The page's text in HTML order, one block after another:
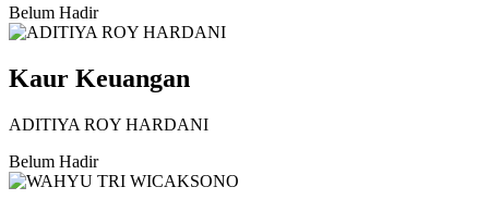
Belum Hadir
Kaur Keuangan
ADITIYA ROY HARDANI
Belum Hadir